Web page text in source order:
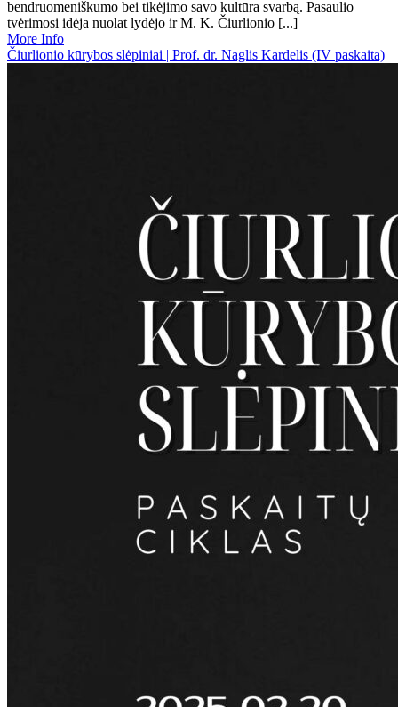
bendruomeniškumo bei tikėjimo savo kultūra svarbą. Pasaulio
tvėrimosi idėja nuolat lydėjo ir M. K. Čiurlionio [...]
More Info
Čiurlionio kūrybos slėpiniai | Prof. dr. Naglis Kardelis (IV paskaita)